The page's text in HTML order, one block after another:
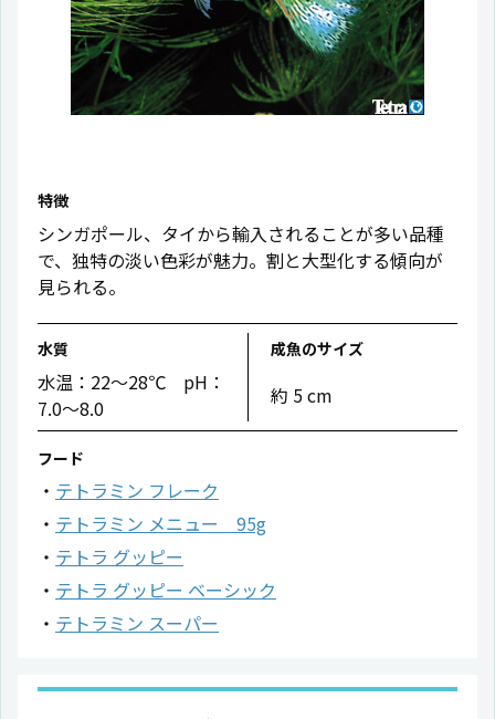
特徴
シンガポール、タイから輸入されることが多い品種
で、独特の淡い色彩が魅力。割と大型化する傾向が
見られる。
水質
水温：22〜28℃ pH：
7.0〜8.0
成魚のサイズ
約 5 cm
フード
テトラミン フレーク
テトラミン メニュー 95g
テトラ グッピー
テトラ グッピー ベーシック
テトラミン スーパー